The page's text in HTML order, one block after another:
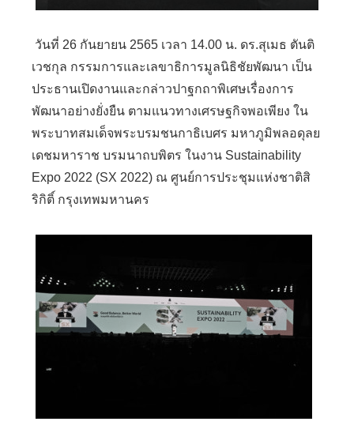
วันที่ 26 กันยายน 2565 เวลา 14.00 น. ดร.สุเมธ ตันติ
เวชกุล กรรมการและเลขาธิการมูลนิธิชัยพัฒนา เป็น
ประธานเปิดงานและกล่าวปาฐกถาพิเศษเรื่องการ
พัฒนาอย่างยั่งยืน ตามแนวทางเศรษฐกิจพอเพียง ใน
พระบาทสมเด็จพระบรมชนกาธิเบศร มหาภูมิพลอดุลย
เดชมหาราช บรมนาถบพิตร ในงาน Sustainability
Expo 2022 (SX 2022) ณ ศูนย์การประชุมแห่งชาติสิ
ริกิติ์ กรุงเทพมหานคร